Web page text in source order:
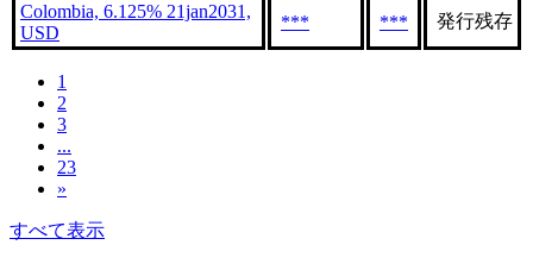
Colombia, 6.125% 21jan2031,
USD
*** *** 発行残存
1
2
3
...
23
»
すべて表示